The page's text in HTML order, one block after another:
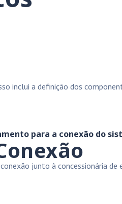
a definição dos
para a conexão do
junto à concessionária